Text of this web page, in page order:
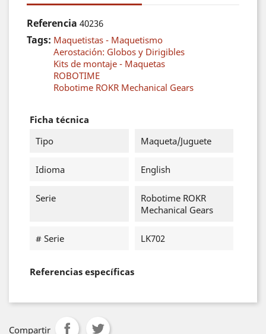
Referencia 40236
Tags: Maquetistas - Maquetismo
Aerostación: Globos y Dirigibles
Kits de montaje - Maquetas
ROBOTIME
Robotime ROKR Mechanical Gears
Ficha técnica
Tipo
Maqueta/Juguete
Idioma English
Serie
Robotime ROKR
Mechanical Gears
# Serie LK702
Referencias específicas
Compartir